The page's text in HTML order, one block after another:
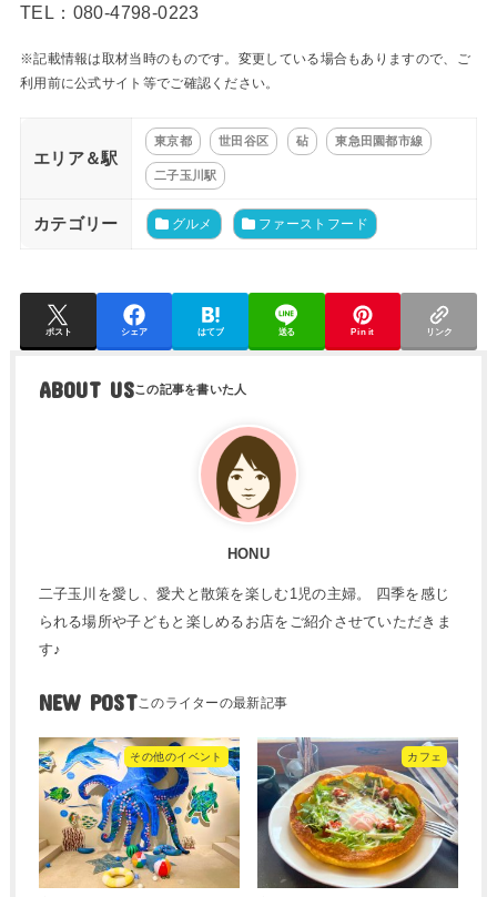
TEL：080-4798-0223
※記載情報は取材当時のものです。変更している場合もありますので、ご
利用前に公式サイト等でご確認ください。
エリア＆駅
東京都 世田谷区 砧 東急田園都市線
二子玉川駅
カテゴリー グルメ ファーストフード
ポスト シェア はてブ 送る Pin it リンク
ABOUT US
HONU
二子玉川を愛し、愛犬と散策を楽しむ1児の主婦。 四季を感じ
られる場所や子どもと楽しめるお店をご紹介させていただきま
す♪
NEW POST
その他のイベント カフェ